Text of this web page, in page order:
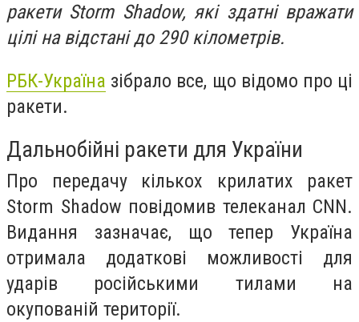
ракети Storm Shadow, які здатні вражати
цілі на відстані до 290 кілометрів.
РБК-Україна зібрало все, що відомо про ці
ракети.
Дальнобійні ракети для України
Про передачу кількох крилатих ракет
Storm Shadow повідомив телеканал CNN.
Видання зазначає, що тепер Україна
отримала додаткові можливості для
ударів російськими тилами на
окупованій території.